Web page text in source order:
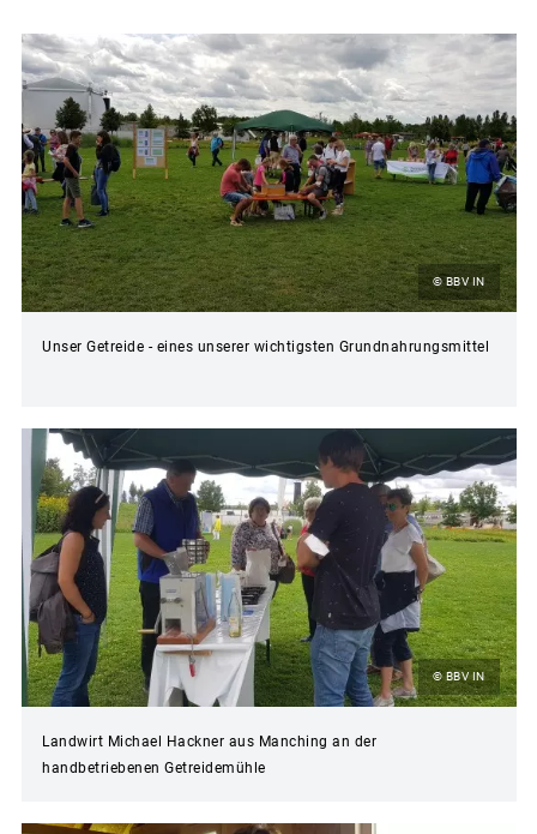
© BBV IN
Unser Getreide - eines unserer wichtigsten Grundnahrungsmittel
© BBV IN
Landwirt Michael Hackner aus Manching an der
handbetriebenen Getreidemühle